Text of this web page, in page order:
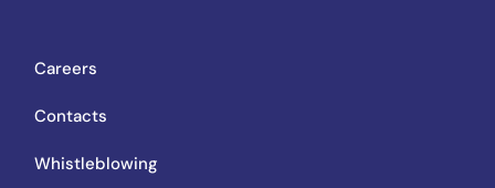
Careers
Contacts
Whistleblowing